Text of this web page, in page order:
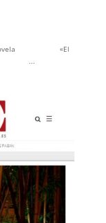
novela «El
...